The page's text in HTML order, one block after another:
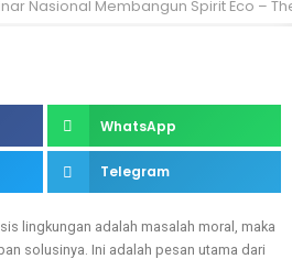
Nasional Membangun Spirit Eco –
WhatsApp
Telegram
lingkungan adalah masalah moral, maka
solusinya. Ini adalah pesan utama dari